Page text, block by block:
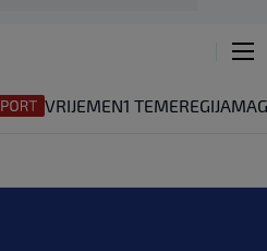
VRIJEMEN1 TEMEREGIJA